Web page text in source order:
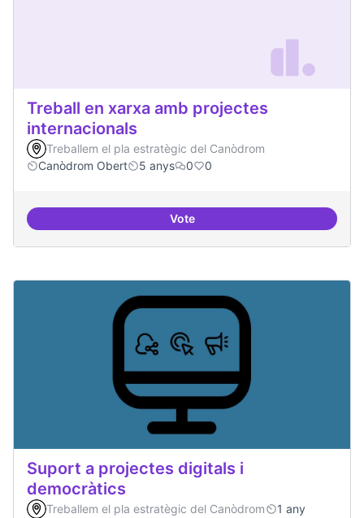
Treball en xarxa amb projectes
internacionals
Treballem el pla estratègic del Canòdrom
Canòdrom Obert
5 anys 0 0
VoteTreball en xarxa amb projectes
Suport a projectes digitals i
democràtics
Treballem el pla estratègic del Canòdrom
1 any